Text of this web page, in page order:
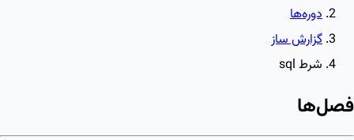
دوره‌ها
گزارش ساز
شرط sql
فصل‌ها